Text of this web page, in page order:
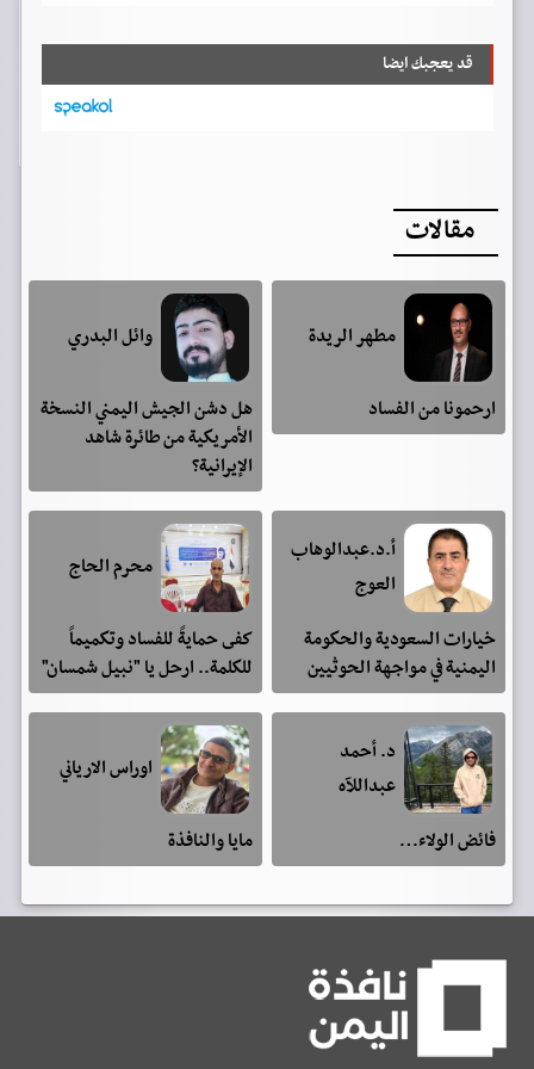
قد يعجبك ايضا
مقالات
مطهر الريدة
ارحمونا من الفساد
وائل البدري
هل دشن الجيش اليمني النسخة
الأمريكية من طائرة شاهد
الإيرانية؟
أ.د.عبدالوهاب
العوج
خيارات السعودية والحكومة
اليمنية في مواجهة الحوثيين
محرم الحاج
كفى حمايةً للفساد وتكميماً
للكلمة.. ارحل يا "نبيل شمسان"
د. أحمد
عبداللآه
فائض الولاء…
اوراس الارياني
مايا والنافذة